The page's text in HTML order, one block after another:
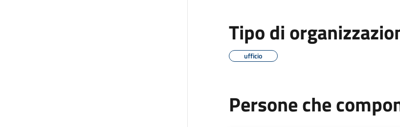
Tipo di
ufficio
Persone che